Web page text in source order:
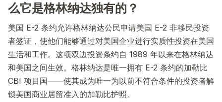
么它是格林纳达独有的？
美国 E-2 条约允许格林纳达公民申请美国 E-2 非移民投资
者签证，使他们能够通过对美国企业进行实质性投资在美国
生活和工作。这项双边投资条约自 1989 年以来在格林纳达
和美国之间生效。格林纳达是唯一拥有 E-2 条约的加勒比
CBI 项目国——使其成为唯一为以前不符合条件的投资者解
锁美国商业居留准入的加勒比护照。